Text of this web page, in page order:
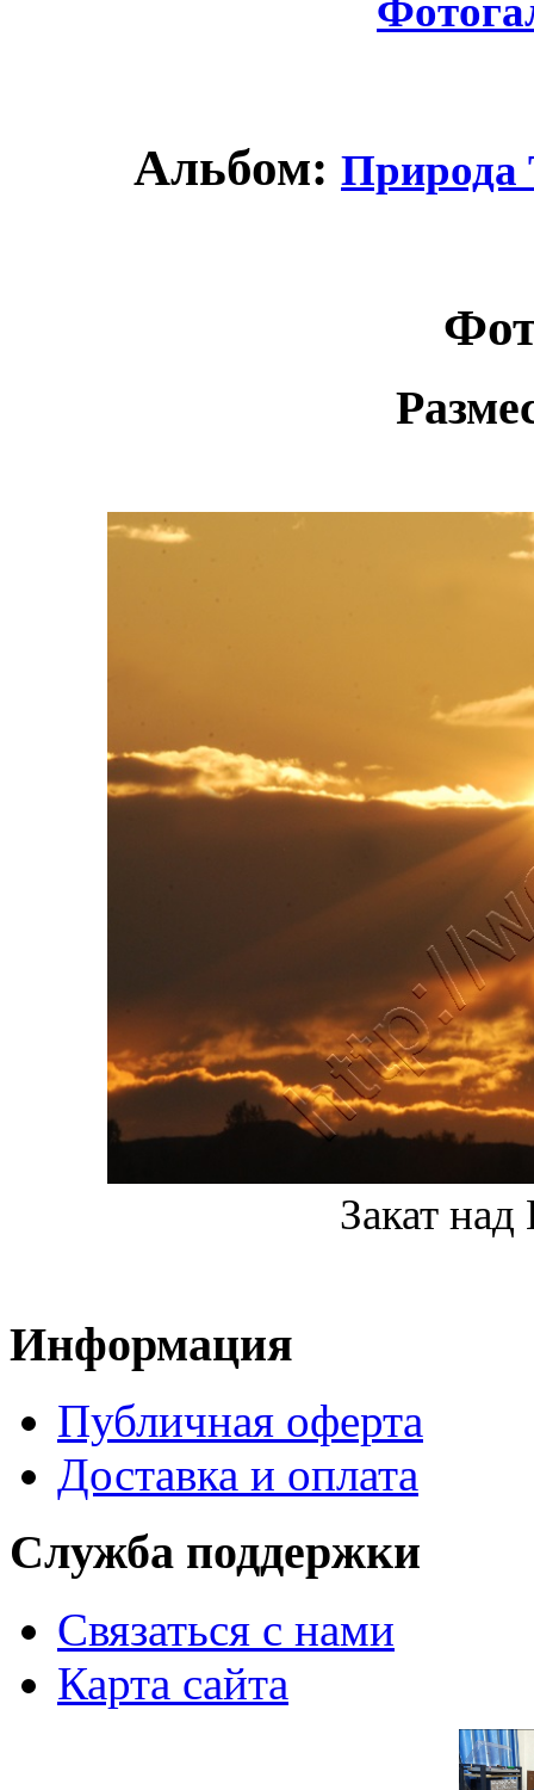
Альбом: Природа
Закат
Информация
Публичная оферта
Доставка и оплата
Служба поддержки
Связаться с нами
Карта сайта